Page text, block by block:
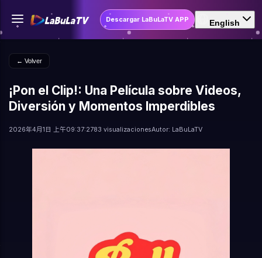
Descargar LaBuLaTV APP English
← Volver
¡Pon el Clip!: Una Película sobre Videos,
Diversión y Momentos Imperdibles
2026年4月1日 上午09:37:2783 visualizacionesAutor: LaBuLaTV